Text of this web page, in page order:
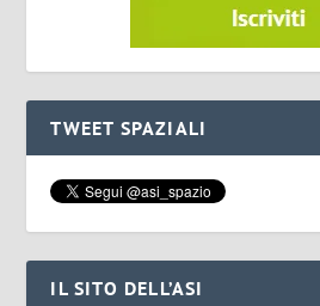
TWEET SPAZIALI
IL SITO DELL’ASI